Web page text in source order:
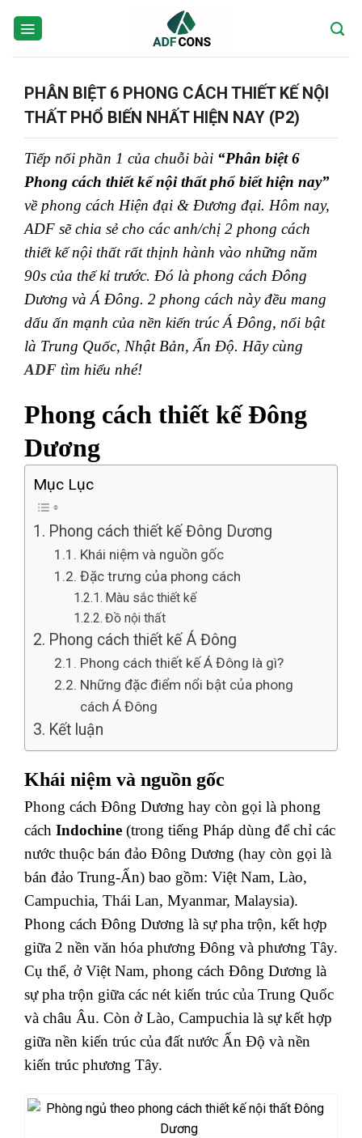
PHÂN BIỆT 6 PHONG CÁCH THIẾT KẾ NỘI
THẤT PHỔ BIẾN NHẤT HIỆN NAY (P2)
Tiếp nối phần 1 của chuỗi bài “Phân biệt 6
Phong cách thiết kế nội thất phổ biết hiện nay”
về phong cách Hiện đại & Đương đại. Hôm nay,
ADF sẽ chia sẻ cho các anh/chị 2 phong cách
thiết kế nội thất rất thịnh hành vào những năm
90s của thế kỉ trước. Đó là phong cách Đông
Dương và Á Đông. 2 phong cách này đều mang
dấu ấn mạnh của nền kiến trúc Á Đông, nổi bật
là Trung Quốc, Nhật Bản, Ấn Độ. Hãy cùng
ADF tìm hiểu nhé!
Phong cách thiết kế Đông
Dương
Mục Lục
Phong cách thiết kế Đông Dương
Khái niệm và nguồn gốc
Đặc trưng của phong cách
Màu sắc thiết kế
Đồ nội thất
Phong cách thiết kế Á Đông
Phong cách thiết kế Á Đông là gì?
Những đặc điểm nổi bật của phong
cách Á Đông
Kết luận
Khái niệm và nguồn gốc
Phong cách Đông Dương hay còn gọi là phong
cách Indochine (trong tiếng Pháp dùng để chỉ các
nước thuộc bán đảo Đông Dương (hay còn gọi là
bán đảo Trung-Ấn) bao gồm: Việt Nam, Lào,
Campuchia, Thái Lan, Myanmar, Malaysia).
Phong cách Đông Dương là sự pha trộn, kết hợp
giữa 2 nền văn hóa phương Đông và phương Tây.
Cụ thể, ở Việt Nam, phong cách Đông Dương là
sự pha trộn giữa các nét kiến trúc của Trung Quốc
và châu Âu. Còn ở Lào, Campuchia là sự kết hợp
giữa nền kiến trúc của đất nước Ấn Độ và nền
kiến trúc phương Tây.